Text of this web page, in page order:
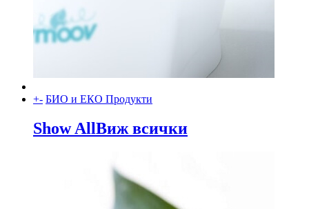
+- БИО и ЕКО Продукти
Show AllВиж всички